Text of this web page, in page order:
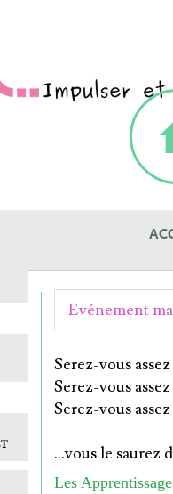
Evénement
Serez-vous
Serez-vous
Serez-vous
...vous le saurez
Les